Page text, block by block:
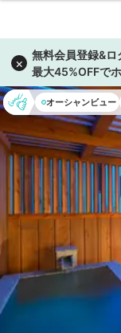
オーシャンビュー